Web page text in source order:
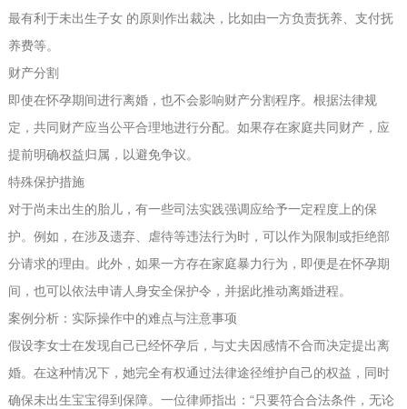
最有利于未出生子女 的原则作出裁决，比如由一方负责抚养、支付抚
养费等。
财产分割
即使在怀孕期间进行离婚，也不会影响财产分割程序。根据法律规
定，共同财产应当公平合理地进行分配。如果存在家庭共同财产，应
提前明确权益归属，以避免争议。
特殊保护措施
对于尚未出生的胎儿，有一些司法实践强调应给予一定程度上的保
护。例如，在涉及遗弃、虐待等违法行为时，可以作为限制或拒绝部
分请求的理由。此外，如果一方存在家庭暴力行为，即便是在怀孕期
间，也可以依法申请人身安全保护令，并据此推动离婚进程。
案例分析：实际操作中的难点与注意事项
假设李女士在发现自己已经怀孕后，与丈夫因感情不合而决定提出离
婚。在这种情况下，她完全有权通过法律途径维护自己的权益，同时
确保未出生宝宝得到保障。一位律师指出：“只要符合合法条件，无论